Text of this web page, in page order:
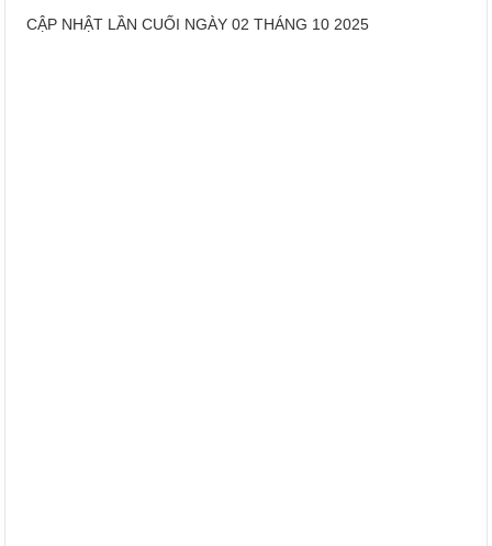
CẬP NHẬT LẦN CUỐI NGÀY 02 THÁNG 10 2025